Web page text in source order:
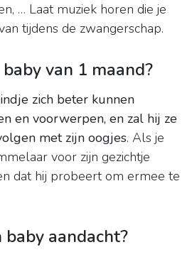
… Laat muziek horen die je
tijdens de zwangerschap.
van 1 maand?
zich beter kunnen
en voorwerpen, en zal hij ze
met zijn oogjes. Als je
voor zijn gezichtje
dat hij probeert om ermee te
aandacht?